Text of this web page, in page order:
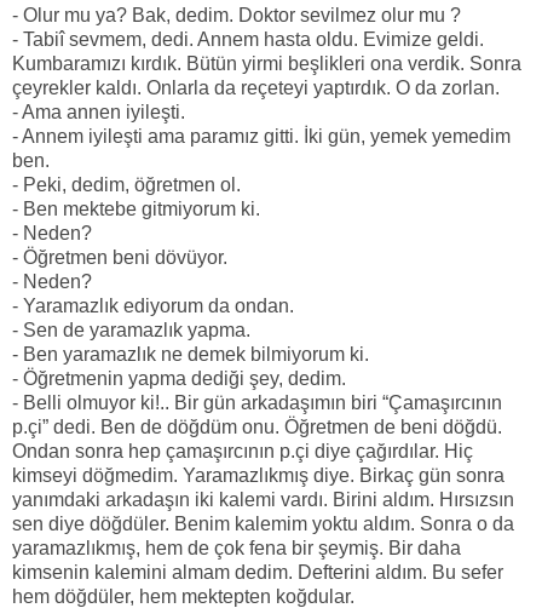
- Olur mu ya? Bak, dedim. Doktor sevilmez olur mu ?
- Tabiî sevmem, dedi. Annem hasta oldu. Evimize geldi.
Kumbaramızı kırdık. Bütün yirmi beşlikleri ona verdik. Sonra
çeyrekler kaldı. Onlarla da reçeteyi yaptırdık. O da zorlan.
- Ama annen iyileşti.
- Annem iyileşti ama paramız gitti. İki gün, yemek yemedim
ben.
- Peki, dedim, öğretmen ol.
- Ben mektebe gitmiyorum ki.
- Neden?
- Öğretmen beni dövüyor.
- Neden?
- Yaramazlık ediyorum da ondan.
- Sen de yaramazlık yapma.
- Ben yaramazlık ne demek bilmiyorum ki.
- Öğretmenin yapma dediği şey, dedim.
- Belli olmuyor ki!.. Bir gün arkadaşımın biri “Çamaşırcının
p.çi” dedi. Ben de döğdüm onu. Öğretmen de beni döğdü.
Ondan sonra hep çamaşırcının p.çi diye çağırdılar. Hiç
kimseyi döğmedim. Yaramazlıkmış diye. Birkaç gün sonra
yanımdaki arkadaşın iki kalemi vardı. Birini aldım. Hırsızsın
sen diye döğdüler. Benim kalemim yoktu aldım. Sonra o da
yaramazlıkmış, hem de çok fena bir şeymiş. Bir daha
kimsenin kalemini almam dedim. Defterini aldım. Bu sefer
hem döğdüler, hem mektepten koğdular.